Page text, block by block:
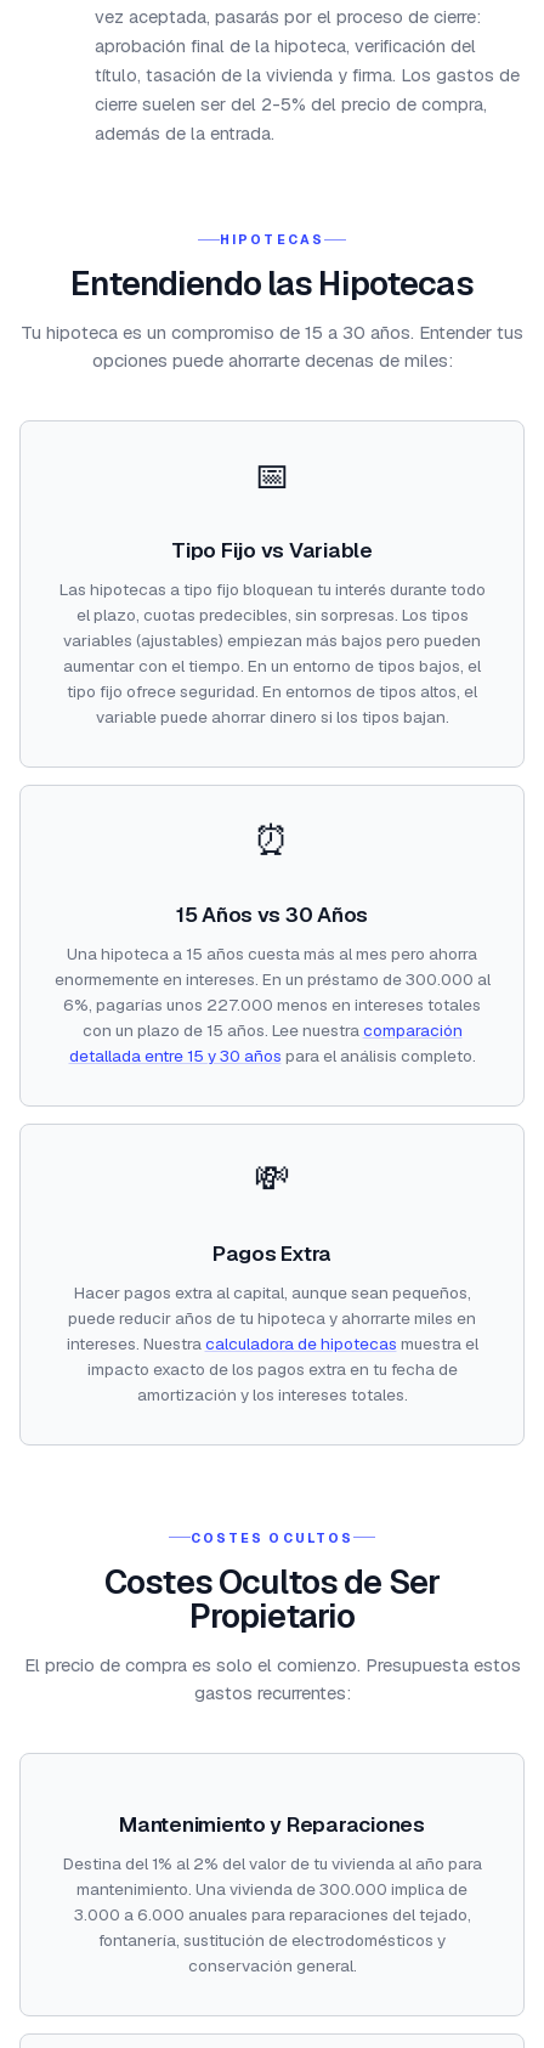
vez aceptada, pasarás por el proceso de cierre:
aprobación final de la hipoteca, verificación del
título, tasación de la vivienda y firma. Los gastos de
cierre suelen ser del 2-5% del precio de compra,
además de la entrada.
HIPOTECAS
Entendiendo las Hipotecas
Tu hipoteca es un compromiso de 15 a 30 años. Entender tus
opciones puede ahorrarte decenas de miles:
📅
Tipo Fijo vs Variable
Las hipotecas a tipo fijo bloquean tu interés durante todo
el plazo, cuotas predecibles, sin sorpresas. Los tipos
variables (ajustables) empiezan más bajos pero pueden
aumentar con el tiempo. En un entorno de tipos bajos, el
tipo fijo ofrece seguridad. En entornos de tipos altos, el
variable puede ahorrar dinero si los tipos bajan.
⏰
15 Años vs 30 Años
Una hipoteca a 15 años cuesta más al mes pero ahorra
enormemente en intereses. En un préstamo de 300.000 al
6%, pagarías unos 227.000 menos en intereses totales
con un plazo de 15 años. Lee nuestracomparación
detallada entre 15 y 30 años para el análisis completo.
💸
Pagos Extra
Hacer pagos extra al capital, aunque sean pequeños,
puede reducir años de tu hipoteca y ahorrarte miles en
intereses. Nuestracalculadora de hipotecas muestra el
impacto exacto de los pagos extra en tu fecha de
amortización y los intereses totales.
COSTES OCULTOS
Costes Ocultos de Ser
Propietario
El precio de compra es solo el comienzo. Presupuesta estos
gastos recurrentes:
Mantenimiento y Reparaciones
Destina del 1% al 2% del valor de tu vivienda al año para
mantenimiento. Una vivienda de 300.000 implica de
3.000 a 6.000 anuales para reparaciones del tejado,
fontanería, sustitución de electrodomésticos y
conservación general.